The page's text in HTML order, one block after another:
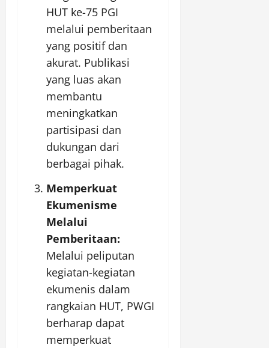
HUT ke-75 PGI
melalui pemberitaan
yang positif dan
akurat. Publikasi
yang luas akan
membantu
meningkatkan
partisipasi dan
dukungan dari
berbagai pihak.
Memperkuat
Ekumenisme
Melalui
Pemberitaan:
Melalui peliputan
kegiatan-kegiatan
ekumenis dalam
rangkaian HUT, PWGI
berharap dapat
memperkuat